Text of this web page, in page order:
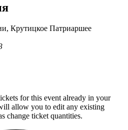
Крутицкое Патриаршее
for this event already in your
allow you to edit any existing
change ticket quantities.